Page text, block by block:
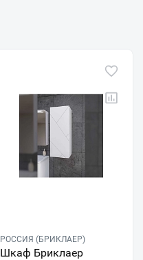
РОССИЯ (БРИКЛАЕР)
Шкаф Бриклаер